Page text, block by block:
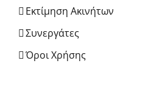
Εκτίμηση Ακινήτων
Συνεργάτες
Όροι Χρήσης